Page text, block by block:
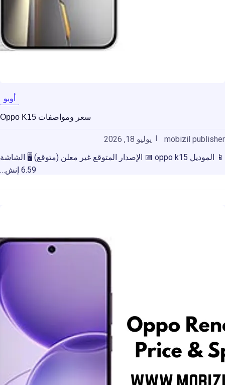
أوبو
سعر ومواصفات Oppo K15
mobizil publisher
يوليو 18, 2026
📱 الموديل oppo k15 📅 الإصدار المتوقع غير معلن (متوقع) 🖥️ الشاشة
6.59 إنش…